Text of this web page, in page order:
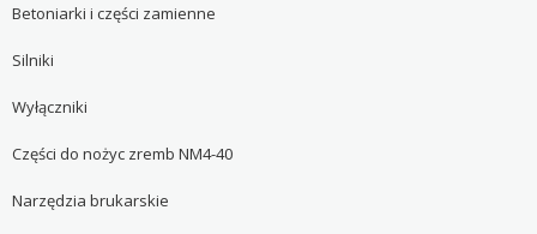
Betoniarki i części zamienne
Silniki
Wyłączniki
Części do nożyc zremb NM4-40
Narzędzia brukarskie